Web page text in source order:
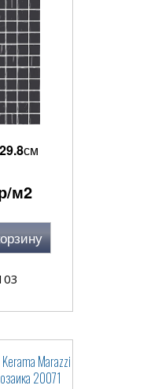
см
м2
Marazzi
20071